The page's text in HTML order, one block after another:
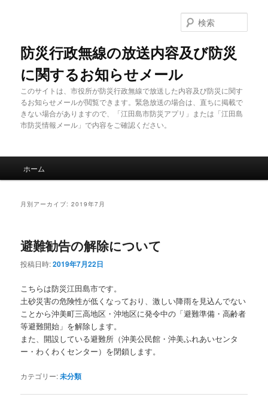
防災行政無線の放送内容及び防災
に関するお知らせメール
このサイトは、市役所が防災行政無線で放送した内容及び防災に関す
るお知らせメールが閲覧できます。緊急放送の場合は、直ちに掲載で
きない場合がありますので、「江田島市防災アプリ」または「江田島
市防災情報メール」で内容をご確認ください。
索
ホーム
月別アーカイブ:2019年7月
避難勧告の解除について
投稿日時:2019年7月22日
こちらは防災江田島市です。
土砂災害の危険性が低くなっており、激しい降雨を見込んでない
ことから沖美町三高地区・沖地区に発令中の「避難準備・高齢者
等避難開始」を解除します。
また、開設している避難所（沖美公民館・沖美ふれあいセンタ
ー・わくわくセンター）を閉鎖します。
カテゴリー:未分類